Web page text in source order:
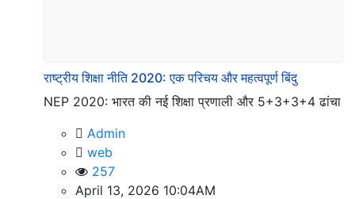
राष्ट्रीय शिक्षा नीति 2020: एक परिचय और महत्वपूर्ण बिंदु
NEP 2020: भारत की नई शिक्षा प्रणाली और 5+3+3+4 ढांचा
Admin
web
257
April 13, 2026 10:04AM